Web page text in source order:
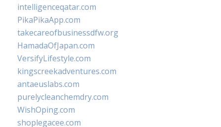
intelligenceqatar.com
PikaPikaApp.com
takecareofbusinessdfw.org
HamadaOfJapan.com
VersifyLifestyle.com
kingscreekadventures.com
antaeuslabs.com
purelycleanchemdry.com
WishOping.com
shoplegacee.com